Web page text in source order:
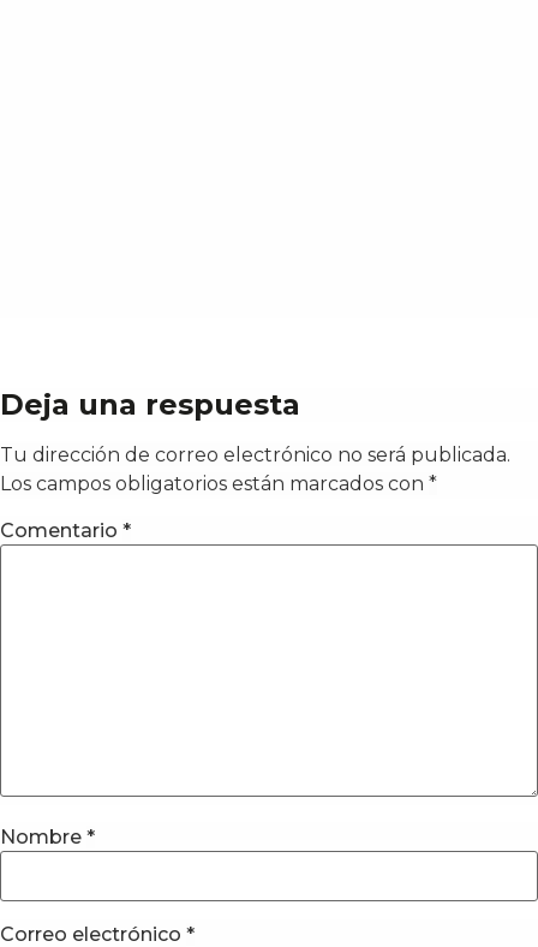
Deja una respuesta
Tu dirección de correo electrónico no será publicada.
Los campos obligatorios están marcados con *
Comentario *
Nombre *
Correo electrónico *